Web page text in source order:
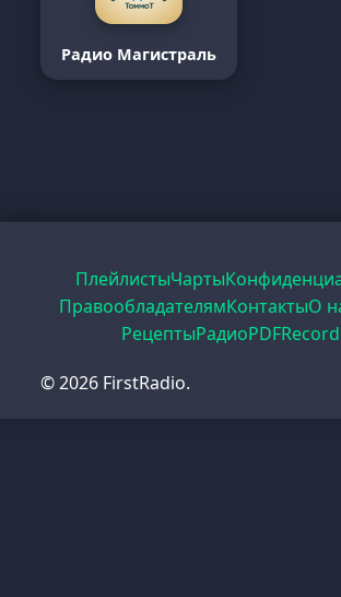
Радио Магистраль
ПлейлистыЧарты
ПравообладателямКонтактыО
РецептыРадиоPDFRecord
© 2026 FirstRadio.